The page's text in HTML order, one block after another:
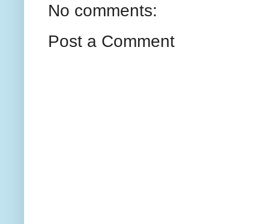
No comments:
Post a Comment